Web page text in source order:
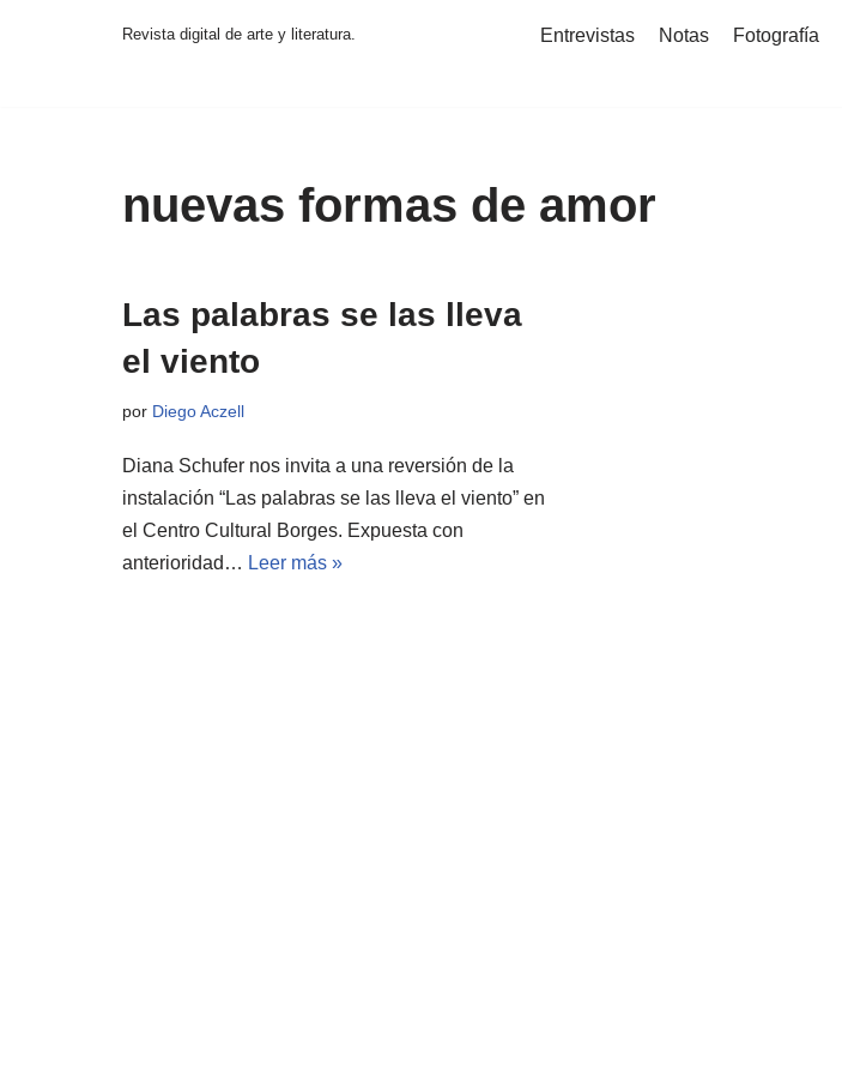
Revista digital de arte y literatura. Entrevistas Notas Fotografía
nuevas formas de amor
Las palabras se las lleva
el viento
por Diego Aczell
Diana Schufer nos invita a una reversión de la
instalación “Las palabras se las lleva el viento” en
el Centro Cultural Borges. Expuesta con
anterioridad… Leer más »